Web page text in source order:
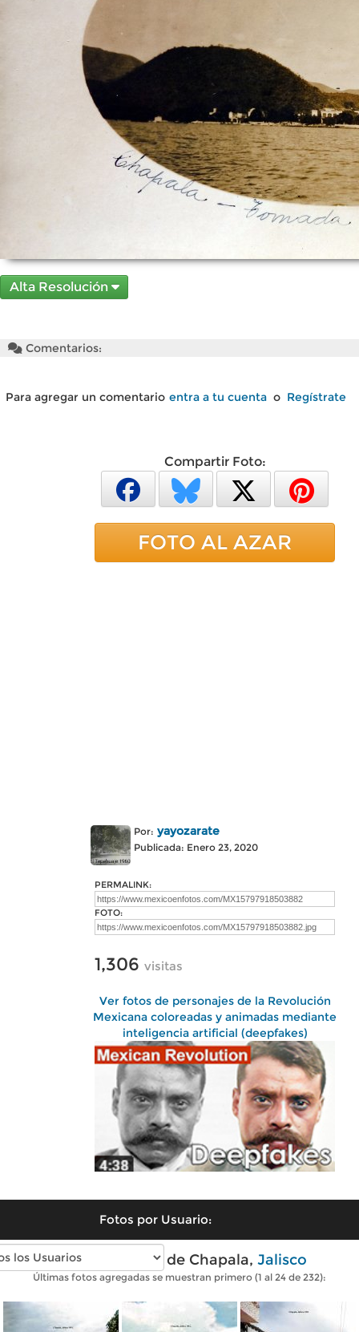
Alta Resolución
Comentarios:
Para agregar un comentario entra a tu cuenta o Regístrate
Compartir Foto:
FOTO AL AZAR
Por: yayozarate
Publicada: Enero 23, 2020
PERMALINK:
FOTO:
1,306 visitas
Ver fotos de personajes de la Revolución
Mexicana coloreadas y animadas mediante
inteligencia artificial (deepfakes)
Fotos por Usuario:
Fotos antiguas de Chapala, Jalisco
Últimas fotos agregadas se muestran primero (1 al 24 de 232):